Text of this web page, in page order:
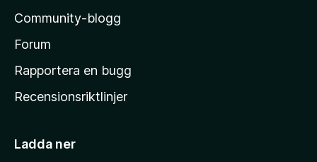
a
s
h
m
i
Community-blogg
Forum
Rapportera en bugg
Recensionsriktlinjer
Ladda ner